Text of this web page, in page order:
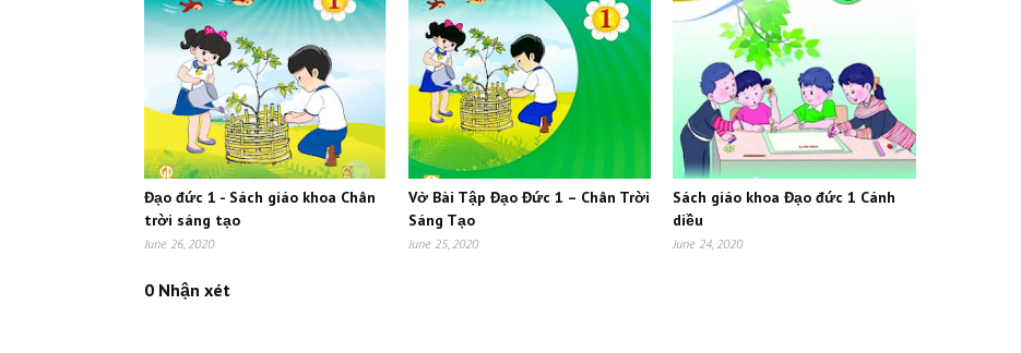
Đạo đức 1 - Sách giáo khoa Chân
trời sáng tạo
June 26, 2020
Vở Bài Tập Đạo Đức 1 – Chân Trời
Sáng Tạo
June 25, 2020
Sách giáo khoa Đạo đức 1 Cánh
diều
June 24, 2020
0 Nhận xét